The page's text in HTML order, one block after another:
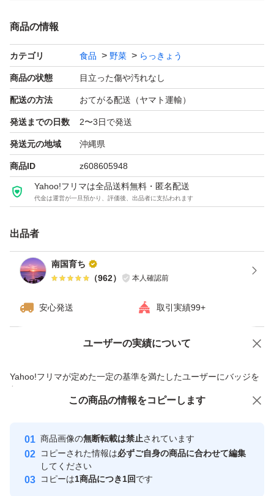
のつまみとして最適です。
血液サラサラ効果もあるみたいです。
是非、顔の見える商品なので安心してお食べ下さい
産直なので色々な要望にも応えられます。宜しくお願いし
ます
バラでの発送致します
新品の段ボールで配送します。
商品の情報
カテゴリ 食品 野菜 らっきょう
商品の状態 目立った傷や汚れなし
配送の方法 おてがる配送（ヤマト運輸）
発送までの日数 2〜3日で発送
発送元の地域 沖縄県
商品ID z608605948
Yahoo!フリマは全品送料無料・匿名配送
代金は運営が一旦預かり、評価後、出品者に支払われます
出品者
南国育ち
（962） 本人確認前
安心発送 取引実績99+
ユーザーの実績について
Yahoo!フリマが定めた一定の基準を満たしたユーザーにバッジを
付与しています
安心取引出品者
心・安全なユーザーです
取引実績
価格の相談 商品への質問
この商品の情報をコピーします
商品画像の無断転載は禁止されています
コピーされた情報は必ずご自身の商品に合わせて編集
してください
コピーは1商品につき1回です
この商品をみている人にオススメ